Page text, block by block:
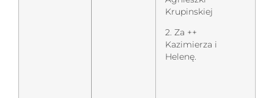
Krupinskiej
2. Za ++
Kazimierza i
Helenę.